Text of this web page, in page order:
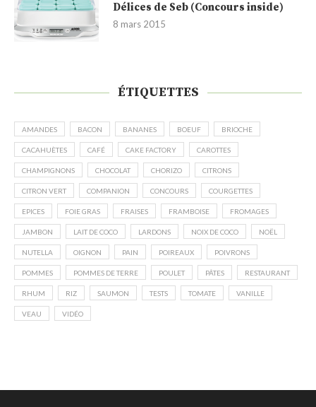
Délices de Seb (Concours inside)
8 mars 2015
ÉTIQUETTES
AMANDES BACON BANANES BOEUF BRIOCHE
CACAHUÈTES CAFÉ CAKE FACTORY CAROTTES
CHAMPIGNONS CHOCOLAT CHORIZO CITRONS
CITRON VERT COMPANION CONCOURS COURGETTES
EPICES FOIE GRAS FRAISES FRAMBOISE FROMAGES
JAMBON LAIT DE COCO LARDONS NOIX DE COCO NOËL
NUTELLA OIGNON PAIN POIREAUX POIVRONS
POMMES POMMES DE TERRE POULET PÂTES RESTAURANT
RHUM RIZ SAUMON TESTS TOMATE VANILLE
VEAU VIDÉO